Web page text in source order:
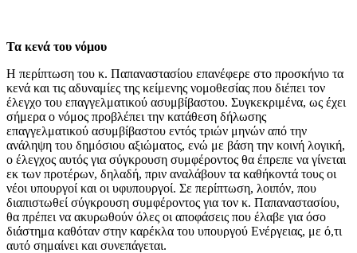
Τα κενά του νόμου
Η περίπτωση του κ. Παπαναστασίου επανέφερε στο προσκήνιο τα
κενά και τις αδυναμίες της κείμενης νομοθεσίας που διέπει τον
έλεγχο του επαγγελματικού ασυμβίβαστου. Συγκεκριμένα, ως έχει
σήμερα ο νόμος προβλέπει την κατάθεση δήλωσης
επαγγελματικού ασυμβίβαστου εντός τριών μηνών από την
ανάληψη του δημόσιου αξιώματος, ενώ με βάση την κοινή λογική,
ο έλεγχος αυτός για σύγκρουση συμφέροντος θα έπρεπε να γίνεται
εκ των προτέρων, δηλαδή, πριν αναλάβουν τα καθήκοντά τους οι
νέοι υπουργοί και οι υφυπουργοί. Σε περίπτωση, λοιπόν, που
διαπιστωθεί σύγκρουση συμφέροντος για τον κ. Παπαναστασίου,
θα πρέπει να ακυρωθούν όλες οι αποφάσεις που έλαβε για όσο
διάστημα καθόταν στην καρέκλα του υπουργού Ενέργειας, με ό,τι
αυτό σημαίνει και συνεπάγεται.